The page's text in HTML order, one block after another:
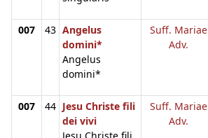
007 43 Angelus
domini*
Angelus
domini*
Suff. Mariae
Adv.
007 44 Jesu Christe fili
dei vivi
Suff. Mariae
Adv.